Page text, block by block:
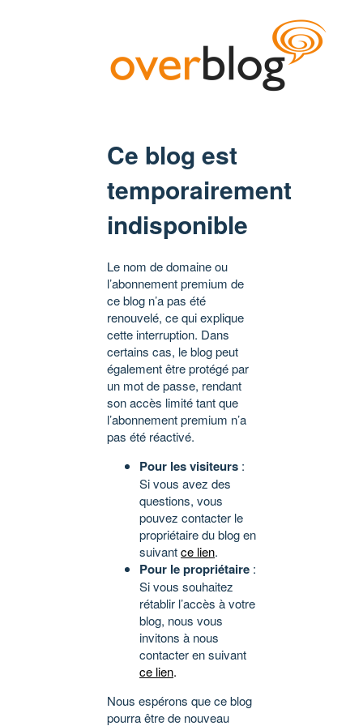
Ce blog est
temporairement
indisponible
Le nom de domaine ou
l’abonnement premium de
ce blog n’a pas été
renouvelé, ce qui explique
cette interruption. Dans
certains cas, le blog peut
également être protégé par
un mot de passe, rendant
son accès limité tant que
l’abonnement premium n’a
pas été réactivé.
Pour les visiteurs :
Si vous avez des
questions, vous
pouvez contacter le
propriétaire du blog en
suivantce lien.
Pour le propriétaire :
Si vous souhaitez
rétablir l’accès à votre
blog, nous vous
invitons à nous
contacter en suivant
ce lien.
Nous espérons que ce blog
pourra être de nouveau